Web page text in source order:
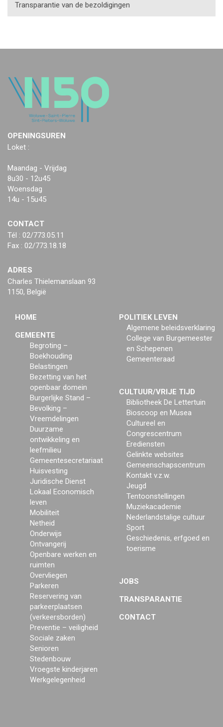
Transparantie van de bezoldigingen
OPENINGSUREN
Loket :
Maandag - Vrijdag
8u30 - 12u45
Woensdag
14u - 15u45
CONTACT
Tél : 02/773.05.11
Fax : 02/773.18.18
ADRES
Charles Thielemanslaan 93
1150, België
HOME
GEMEENTE
Begroting –
Boekhouding
Belastingen
Bezetting van het
openbaar domein
Burgerlijke Stand –
Bevolking –
Vreemdelingen
Duurzame
ontwikkeling en
leefmilieu
Gemeentesecretariaat
Huisvesting
Juridische Dienst
Lokaal Economisch
leven
Mobiliteit
Netheid
Onderwijs
Ontvangerij
Openbare werken en
ruimten
Overvliegen
Parkeren
Reservering van
parkeerplaatsen
(verkeersborden)
Preventie – veiligheid
Sociale zaken
Senioren
Stedenbouw
Vroegste kinderjaren
Werkgelegenheid
POLITIEK LEVEN
Algemene beleidsverklaring
College van Burgemeester
en Schepenen
Gemeenteraad
CULTUUR/VRIJE TIJD
Bibliotheek De Lettertuin
Bioscoop en Musea
Cultureel en
Congrescentrum
Erediensten
Gelinkte websites
Gemeenschapscentrum
Kontakt v.z.w.
Jeugd
Tentoonstellingen
Muziekacademie
Nederlandstalige cultuur
Sport
Geschiedenis, erfgoed en
toerisme
JOBS
TRANSPARANTIE
CONTACT